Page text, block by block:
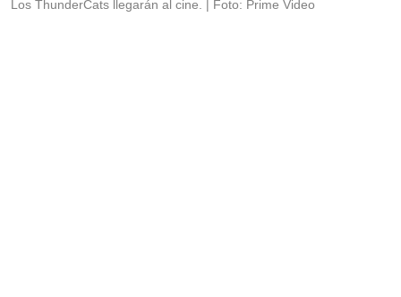
Los ThunderCats llegarán al cine. Foto: Prime Video